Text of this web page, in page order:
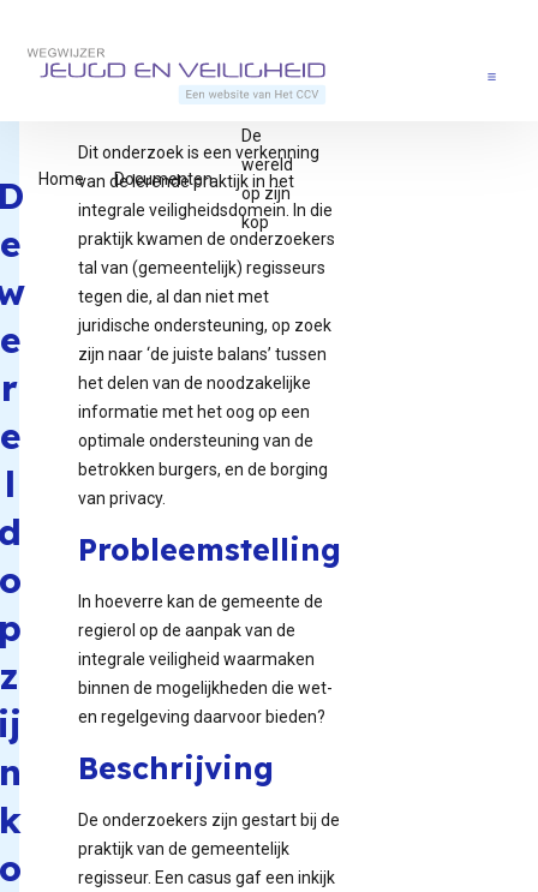
Terug naar de startpagina
e
e
r
e
l
z
Home Documenten
De
wereld
op zijn
kop
Dit onderzoek is een verkenning
van de lerende praktijk in het
integrale veiligheidsdomein. In die
praktijk kwamen de onderzoekers
tal van (gemeentelijk) regisseurs
tegen die, al dan niet met
juridische ondersteuning, op zoek
zijn naar ‘de juiste balans’ tussen
het delen van de noodzakelijke
informatie met het oog op een
optimale ondersteuning van de
betrokken burgers, en de borging
van privacy.
Probleemstelling
In hoeverre kan de gemeente de
regierol op de aanpak van de
integrale veiligheid waarmaken
binnen de mogelijkheden die wet-
en regelgeving daarvoor bieden?
Beschrijving
De onderzoekers zijn gestart bij de
praktijk van de gemeentelijk
regisseur. Een casus gaf een inkijk